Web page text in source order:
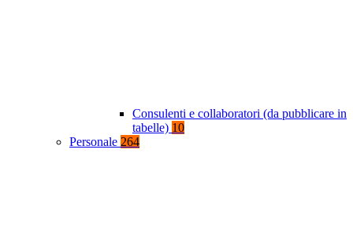
Consulenti e collaboratori (da pubblicare in
tabelle) 10
Personale 264